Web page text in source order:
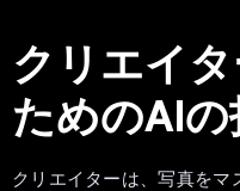
クリエイ
ためのAIの
クリエイターは、写真を